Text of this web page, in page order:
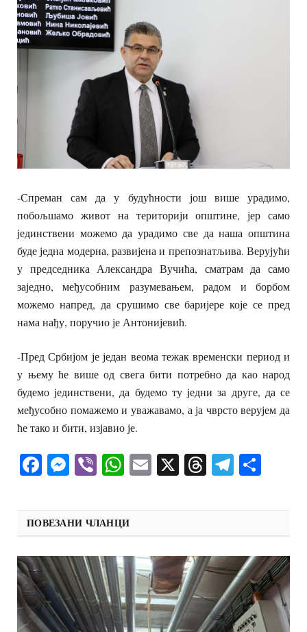
-Спреман сам да у будућности још више урадимо,
побољшамо живот на територији општине, јер само
јединствени можемо да урадимо све да наша општина
буде једна модерна, развијена и препознатљива. Верујући
у председника Александра Вучића, сматрам да само
заједно, међусобним разумевањем, радом и борбом
можемо напред, да срушимо све баријере које се пред
нама нађу, поручио је Антонијевић.
-Пред Србијом је један веома тежак временски период и
у њему ће више од свега бити потребно да као народ
будемо јединствени, да будемо ту једни за друге, да се
међусобно помажемо и уважавамо, а ја чврсто верујем да
ће тако и бити, изјавио је.
Facebook
Messenger
ViberWhatsApp
Email
X Threads
ПОВЕЗАНИ ЧЛАНЦИ